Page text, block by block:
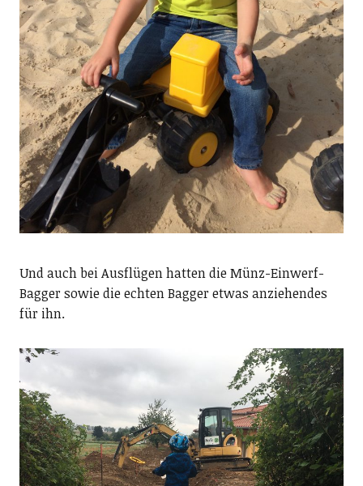
Und auch bei Ausflügen hatten die Münz-Einwerf-
Bagger sowie die echten Bagger etwas anziehendes
für ihn.